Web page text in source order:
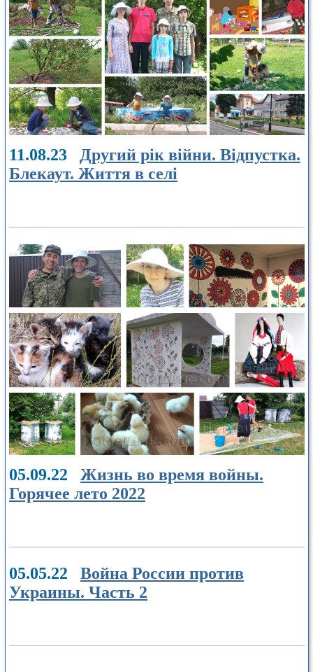
11.08.23 Другий рік війни. Відпустка.
Блекаут. Життя в селі
05.09.22 Жизнь во время войны.
Горячее лето 2022
05.05.22 Война России против
Украины. Часть 2